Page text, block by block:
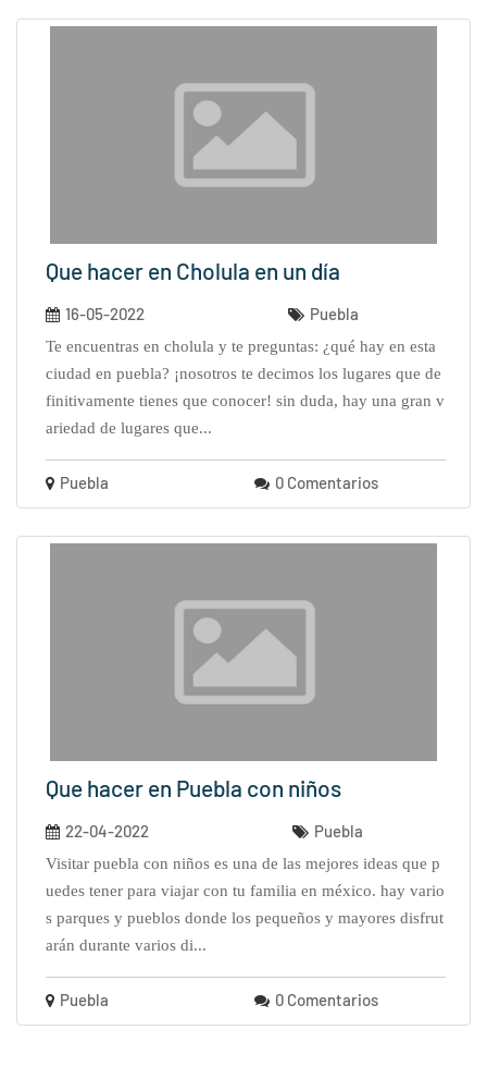
Que hacer en Cholula en un día
16-05-2022 Puebla
te encuentras en cholula y te preguntas: ¿qué hay en esta
ciudad en puebla? ¡nosotros te decimos los lugares que de
finitivamente tienes que conocer! sin duda, hay una gran v
ariedad de lugares que...
Puebla 0 Comentarios
Que hacer en Puebla con niños
22-04-2022 Puebla
visitar puebla con niños es una de las mejores ideas que p
uedes tener para viajar con tu familia en méxico. hay vario
s parques y pueblos donde los pequeños y mayores disfrut
arán durante varios di...
Puebla 0 Comentarios